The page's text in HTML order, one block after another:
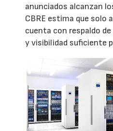
anunciados alcanzan
CBRE estima que solo
cuenta con respaldo
y visibilidad suficiente